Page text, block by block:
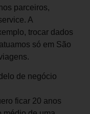
parceiros,
A
trocar dados
só em São
de negócio
ficar 20 anos